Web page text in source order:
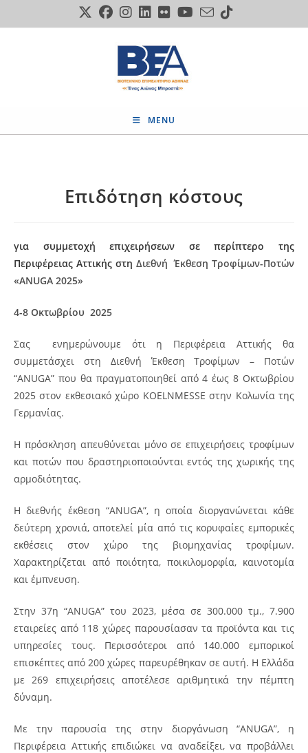
to
MENU
Επιδότηση κόστους
για συμμετοχή επιχειρήσεων σε περίπτερο της
Περιφέρειας Αττικής στη Διεθνή Έκθεση Τροφίμων-Ποτών
«ANUGA 2025»
4-8 Οκτωβρίου 2025
Σας ενημερώνουμε ότι η Περιφέρεια Αττικής θα
συμμετάσχει στη Διεθνή Έκθεση Τροφίμων – Ποτών
“ANUGA” που θα πραγματοποιηθεί από 4 έως 8 Οκτωβρίου
2025 στον εκθεσιακό χώρο KOELNMESSE στην Κολωνία της
Γερμανίας.
Η πρόσκληση απευθύνεται μόνο σε επιχειρήσεις τροφίμων
και ποτών που δραστηριοποιούνται εντός της χωρικής της
αρμοδιότητας.
Η διεθνής έκθεση “ANUGA”, η οποία διοργανώνεται κάθε
δεύτερη χρονιά, αποτελεί μία από τις κορυφαίες εμπορικές
εκθέσεις στον χώρο της βιομηχανίας τροφίμων.
Χαρακτηρίζεται από ποιότητα, ποικιλομορφία, καινοτομία
και έμπνευση.
Στην 37η “ANUGA” του 2023, μέσα σε 300.000 τμ., 7.900
εταιρείες από 118 χώρες παρουσίασαν τα προϊόντα και τις
υπηρεσίες τους. Περισσότεροι από 140.000 εμπορικοί
επισκέπτες από 200 χώρες παρευρέθηκαν σε αυτή. Η Ελλάδα
με 269 επιχειρήσεις αποτέλεσε αριθμητικά την πέμπτη
δύναμη.
Με την παρουσία της στην διοργάνωση “ANUGA”, η
Περιφέρεια Αττικής επιδιώκει να αναδείξει, να προβάλλει